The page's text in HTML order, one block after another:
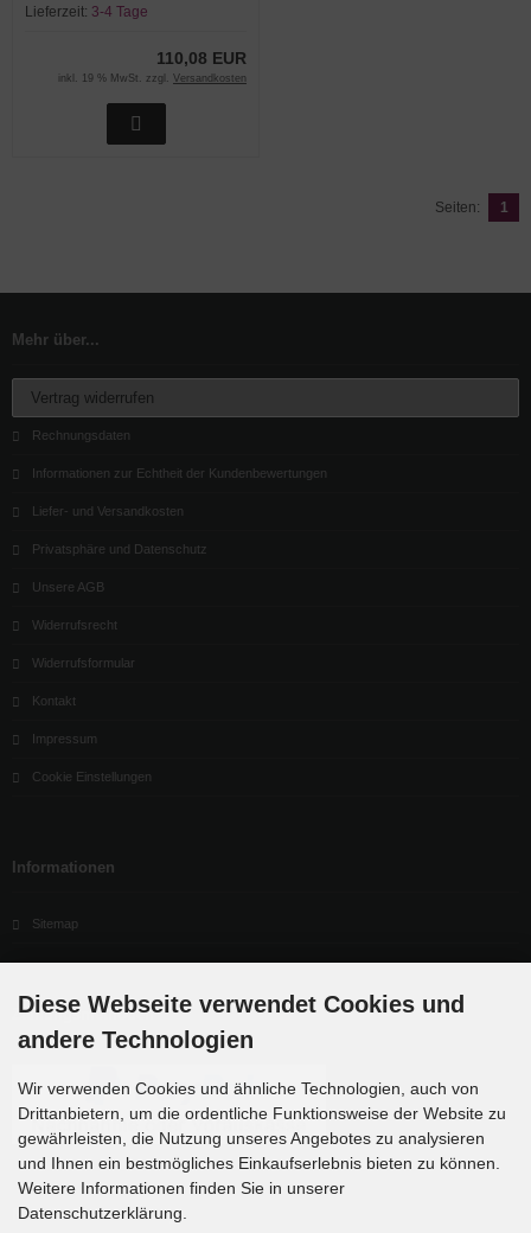
Lieferzeit: 3-4 Tage
110,08 EUR
inkl. 19 % MwSt. zzgl. Versandkosten
Seiten: 1
Mehr über...
Vertrag widerrufen
Rechnungsdaten
Informationen zur Echtheit der Kundenbewertungen
Liefer- und Versandkosten
Privatsphäre und Datenschutz
Unsere AGB
Widerrufsrecht
Widerrufsformular
Kontakt
Impressum
Cookie Einstellungen
Informationen
Sitemap
Zahlungsmethoden
Newsletter-Anmeldung
Diese Webseite verwendet Cookies und
andere Technologien
Wir verwenden Cookies und ähnliche Technologien, auch von
Drittanbietern, um die ordentliche Funktionsweise der Website zu
gewährleisten, die Nutzung unseres Angebotes zu analysieren
und Ihnen ein bestmögliches Einkaufserlebnis bieten zu können.
Weitere Informationen finden Sie in unserer
Datenschutzerklärung.